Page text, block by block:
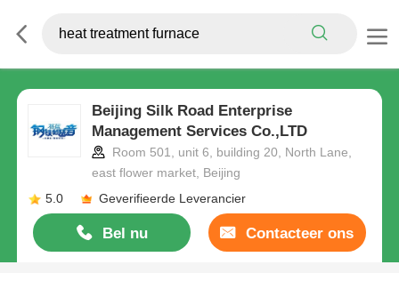
Beijing Silk Road Enterprise
Management Services Co.,LTD
Room 501, unit 6, building 20, North Lane,
east flower market, Beijing
5.0
Geverifieerde Leverancier
Bel nu Contacteer ons